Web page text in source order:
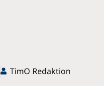
TimO Redaktion